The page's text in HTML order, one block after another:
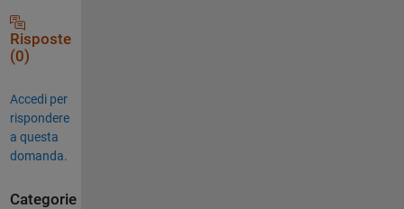
Risposte
(0)
Accedi per
rispondere
a questa
domanda.
Categorie